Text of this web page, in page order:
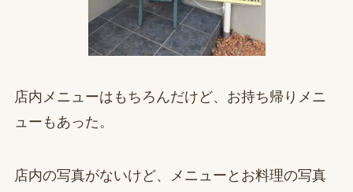
店内メニューはもちろんだけど、お持ち帰りメニ
ューもあった。
店内の写真がないけど、メニューとお料理の写真